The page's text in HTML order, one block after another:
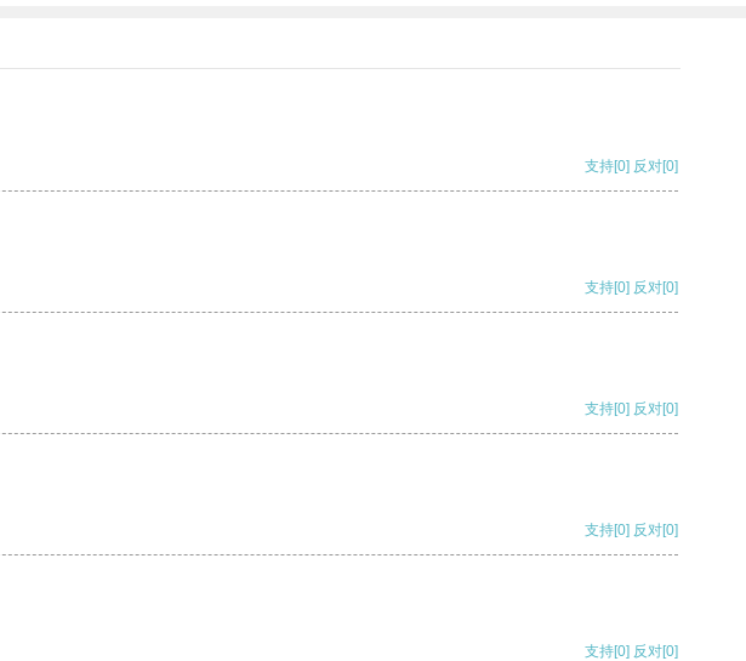
支持[0] 反对[0]
支持[0] 反对[0]
支持[0] 反对[0]
支持[0] 反对[0]
支持[0] 反对[0]